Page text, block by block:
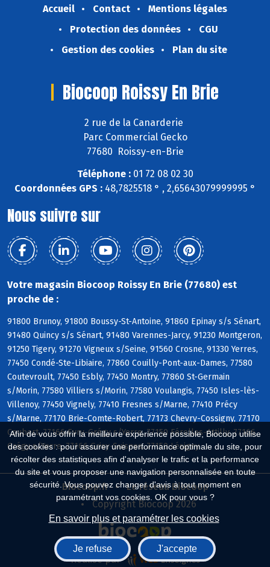
Afin de vous offrir la meilleure expérience possible, Biocoop utilise
des cookies : pour assurer une performance optimale du site, pour
récolter des statistiques afin d'analyser le trafic et la performance
du site et vous proposer une navigation personnalisée en toute
sécurité. Vous pouvez changer d'avis à tout moment en
paramétrant vos cookies. OK pour vous ?
En savoir plus et paramétrer les cookies
Je refuse J'accepte
Accueil Contact
Mentions légales
Protection des données
CGU
Gestion des cookies
Plan du site
Biocoop Roissy En Brie
2 rue de la Canarderie
Parc Commercial Gecko
77680 Roissy-en-Brie
Téléphone :01 72 08 02 30
Coordonnées GPS : 48,7825518 ° , 2,65643079999995 °
Nous suivre sur
Votre magasin Biocoop Roissy En Brie (77680) est
proche de :
91800 Brunoy, 91800 Boussy-St-Antoine, 91860 Epinay s/s Sénart,
91480 Quincy s/s Sénart, 91480 Varennes-Jarcy, 91230 Montgeron,
91250 Tigery, 91270 Vigneux s/Seine, 91560 Crosne, 91330 Yerres,
77450 Condé-Ste-Libiaire, 77860 Couilly-Pont-aux-Dames, 77580
Coutevroult, 77450 Esbly, 77450 Montry, 77860 St-Germain
s/Morin, 77580 Villiers s/Morin, 77580 Voulangis, 77450 Isles-lès-
Villenoy, 77450 Vignely, 77410 Fresnes s/Marne, 77410 Précy
s/Marne, 77170 Brie-Comte-Robert, 77173 Chevry-Cossigny, 77170
Coubert, 77166 Evry-Grégy s/Yerre, 77150 Férolles-Attilly, 77166
Grégy s/Yerre, 77166 Grisy-Suisnes, 77150 Lésigny
Biocoop.fr
Le réseau Biocoop
Copyright Biocoop 2026
Réalisé par